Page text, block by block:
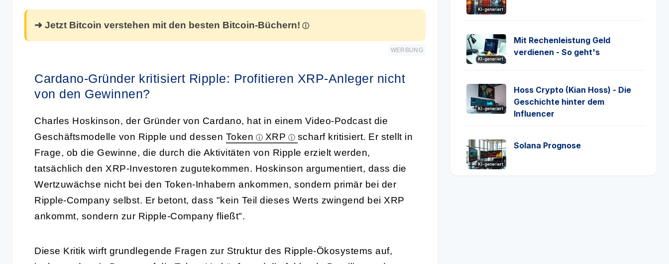
➜ Jetzt Bitcoin verstehen mit den besten Bitcoin-Büchern!
WERBUNG
Cardano-Gründer kritisiert Ripple: Profitieren XRP-Anleger nicht
von den Gewinnen?
Charles Hoskinson, der Gründer von Cardano, hat in einem Video-Podcast die
Geschäftsmodelle von Ripple und dessen Token XRP
scharf kritisiert. Er stellt in
Frage, ob die Gewinne, die durch die Aktivitäten von Ripple erzielt werden,
tatsächlich den XRP-Investoren zugutekommen. Hoskinson argumentiert, dass die
Wertzuwächse nicht bei den Token-Inhabern ankommen, sondern primär bei der
Ripple-Company selbst. Er betont, dass "kein Teil dieses Werts zwingend bei XRP
ankommt, sondern zur Ripple-Company fließt".
Diese Kritik wirft grundlegende Fragen zur Struktur des Ripple-Ökosystems auf,
KI-generiert
KI-generiert
Mit Rechenleistung Geld
verdienen - So geht's
KI-generiert
Hoss Crypto (Kian Hoss) - Die
Geschichte hinter dem
Influencer
KI-generiert
Solana Prognose